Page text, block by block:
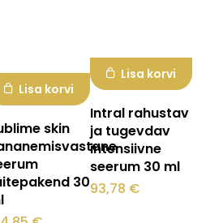
Lisa korvi
skin
30
Lisa korvi
Intral rahustav
ja tugevdav
intensiivne
seerum 30 ml
93,78 €